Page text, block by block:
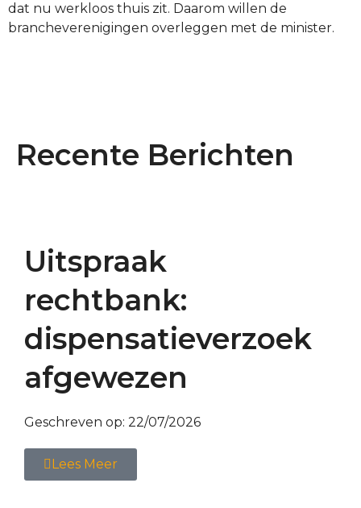
dat nu werkloos thuis zit. Daarom willen de
brancheverenigingen overleggen met de minister.
Recente Berichten
Uitspraak
rechtbank:
dispensatieverzoek
afgewezen
Geschreven op: 22/07/2026
Lees Meer